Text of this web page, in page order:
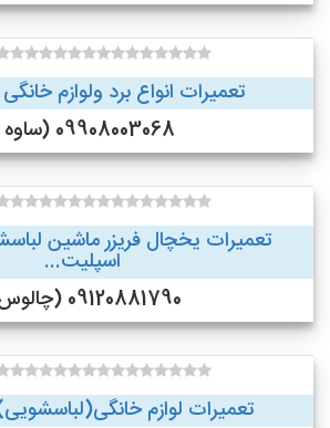
تعمیرات انواع برد ولوازم خانگی
09908003068 (ساوه )
تعمیرات یخچال فریزر ماشین
اسپلیت...
09120881790 (چالوس )
تعمیرات لوازم خانگی(لباسشویی)